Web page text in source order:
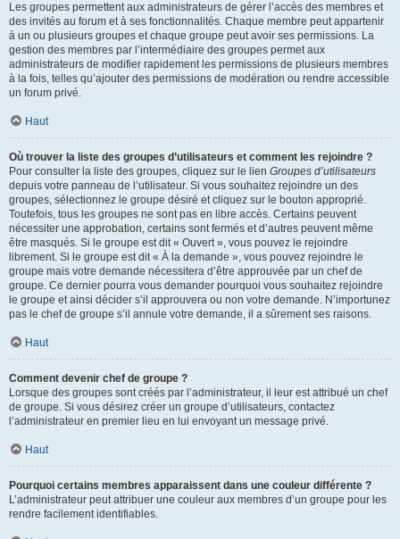
Les groupes permettent aux administrateurs de gérer l’accès des membres et
des invités au forum et à ses fonctionnalités. Chaque membre peut appartenir
à un ou plusieurs groupes et chaque groupe peut avoir ses permissions. La
gestion des membres par l’intermédiaire des groupes permet aux
administrateurs de modifier rapidement les permissions de plusieurs membres
à la fois, telles qu’ajouter des permissions de modération ou rendre accessible
un forum privé.
Haut
Où trouver la liste des groupes d’utilisateurs et comment les rejoindre ?
Pour consulter la liste des groupes, cliquez sur le lien Groupes d’utilisateurs
depuis votre panneau de l’utilisateur. Si vous souhaitez rejoindre un des
groupes, sélectionnez le groupe désiré et cliquez sur le bouton approprié.
Toutefois, tous les groupes ne sont pas en libre accès. Certains peuvent
nécessiter une approbation, certains sont fermés et d’autres peuvent même
être masqués. Si le groupe est dit « Ouvert », vous pouvez le rejoindre
librement. Si le groupe est dit « À la demande », vous pouvez rejoindre le
groupe mais votre demande nécessitera d’être approuvée par un chef de
groupe. Ce dernier pourra vous demander pourquoi vous souhaitez rejoindre
le groupe et ainsi décider s’il approuvera ou non votre demande. N’importunez
pas le chef de groupe s’il annule votre demande, il a sûrement ses raisons.
Haut
Comment devenir chef de groupe ?
Lorsque des groupes sont créés par l’administrateur, il leur est attribué un chef
de groupe. Si vous désirez créer un groupe d’utilisateurs, contactez
l’administrateur en premier lieu en lui envoyant un message privé.
Haut
Pourquoi certains membres apparaissent dans une couleur différente ?
L’administrateur peut attribuer une couleur aux membres d’un groupe pour les
rendre facilement identifiables.